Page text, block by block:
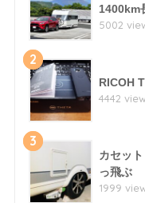
1400km
5002
2
RICOH
4442
3
カセッ
っ飛ぶ
1999